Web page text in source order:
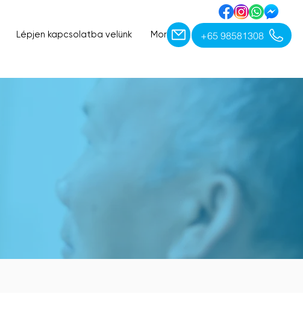
Lépjen kapcsolatba velünk More +65 98581308